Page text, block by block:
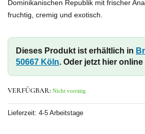
Dominikanischen Republik mit frischer
fruchtig, cremig und exotisch.
Dieses Produkt ist erhältlich in
50667 Köln. Oder jetzt hier
VERFÜGBAR: Nicht vorrätig
Lieferzeit: 4-5 Arbeitstage